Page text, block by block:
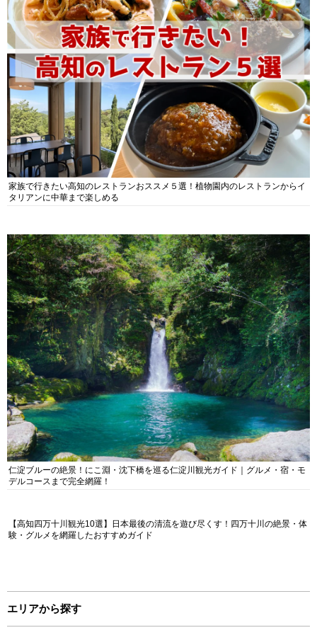
家族で行きたい高知のレストランおススメ５選！植物園内のレストランからイ
タリアンに中華まで楽しめる
仁淀ブルーの絶景！にこ淵・沈下橋を巡る仁淀川観光ガイド｜グルメ・宿・モ
デルコースまで完全網羅！
【高知四万十川観光10選】日本最後の清流を遊び尽くす！四万十川の絶景・体
験・グルメを網羅したおすすめガイド
エリアから探す